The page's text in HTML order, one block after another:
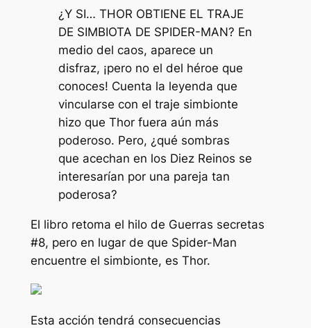
¿Y SI… THOR OBTIENE EL TRAJE
DE SIMBIOTA DE SPIDER-MAN? En
medio del caos, aparece un
disfraz, ¡pero no el del héroe que
conoces! Cuenta la leyenda que
vincularse con el traje simbionte
hizo que Thor fuera aún más
poderoso. Pero, ¿qué sombras
que acechan en los Diez Reinos se
interesarían por una pareja tan
poderosa?
El libro retoma el hilo de Guerras secretas
#8, pero en lugar de que Spider-Man
encuentre el simbionte, es Thor.
Esta acción tendrá consecuencias